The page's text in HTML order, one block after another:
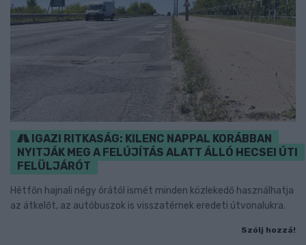
IGAZI RITKASÁG: KILENC NAPPAL KORÁBBAN
NYITJÁK MEG A FELÚJÍTÁS ALATT ÁLLÓ HECSEI ÚTI
FELÜLJÁRÓT
Hétfőn hajnali négy órától ismét minden közlekedő használhatja
az átkelőt, az autóbuszok is visszatérnek eredeti útvonalukra.
Szólj hozzá!